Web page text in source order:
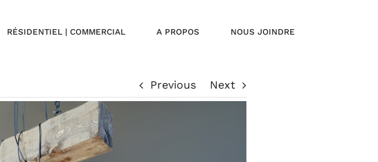
RÉSIDENTIEL | COMMERCIAL A PROPOS NOUS JOINDRE
Previous Next